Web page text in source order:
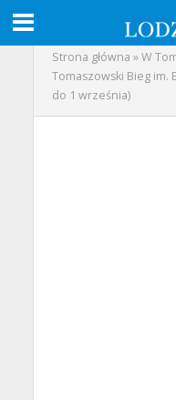
Strona główna »W
Tomaszowski Bieg im.
do 1 września)